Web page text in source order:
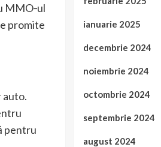
MMO‑ul
promite
auto.
pentru
ianuarie 2025
decembrie 2024
noiembrie 2024
octombrie 2024
septembrie 2024
august 2024